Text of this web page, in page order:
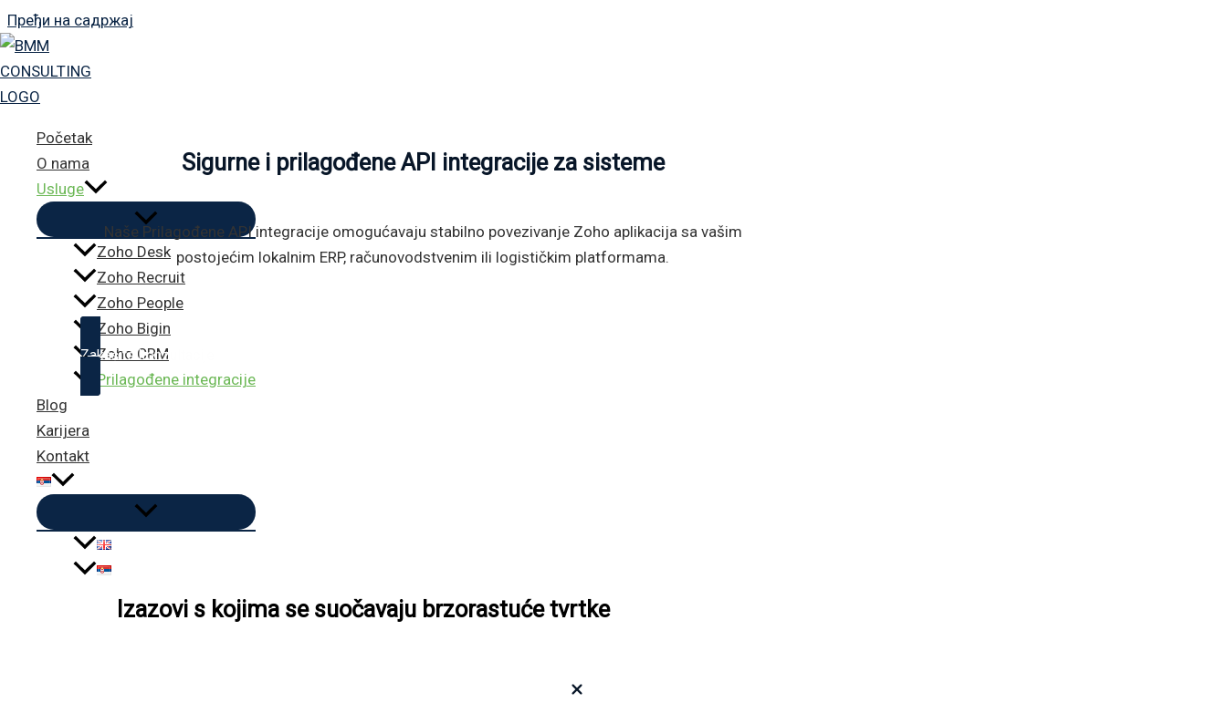
Пређи на садржај
Početak
O nama
Usluge
Zoho Desk
Zoho Recruit
Zoho People
Zoho Bigin
Zoho CRM
Prilagođene integracije
Blog
Karijera
Kontakt
Sigurne i prilagođene API integracije za sisteme
Naše Prilagođene API integracije omogućavaju stabilno povezivanje Zoho aplikacija sa vašim
postojećim lokalnim ERP, računovodstvenim ili logističkim platformama.
Zakašite konzultacije
Izazovi s kojima se suočavaju brzorastuće tvrtke